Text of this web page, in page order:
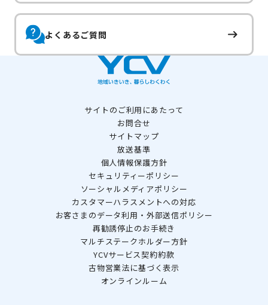
よくあるご質問
サイトのご利用にあたって
お問合せ
サイトマップ
放送基準
個人情報保護方針
セキュリティーポリシー
ソーシャルメディアポリシー
カスタマーハラスメントへの対応
お客さまのデータ利用・外部送信ポリシー
再勧誘停止のお手続き
マルチステークホルダー方針
YCVサービス契約約款
古物営業法に基づく表示
オンラインルーム